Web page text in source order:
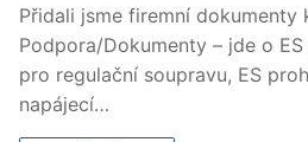
Přidali jsme firemní dokumenty
Podpora/Dokumenty – jde o
pro regulační soupravu, ES
napájecí…